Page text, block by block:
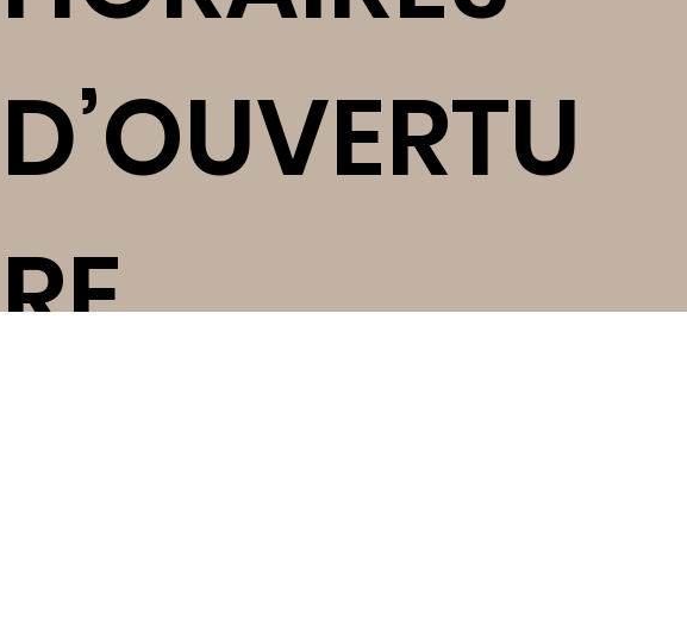
D’OUVERTU
RE